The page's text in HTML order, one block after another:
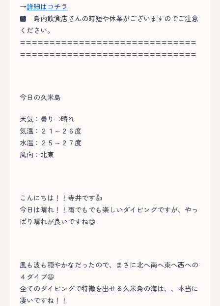
→詳細はコチラ
■ 島内飲食店さんの時短や休業がございますのでご注意
ください。
==============================
==============================
今日の久米島
天気：曇り⇒晴れ
気温：２１～２６度
水温：２５～２７度
風向：北東
こんにちは！！寺井です👍
今日は晴れ！！雨でもでも楽しいダイビングですが、やっ
ぱり晴れが良いですね😅
風も波も穏やかなだったので、まさに北へ南へ東へ西への
４ダイブ😆
全てのダイビングで特徴を出せる久米島の海は、、本当に
凄いですね！！